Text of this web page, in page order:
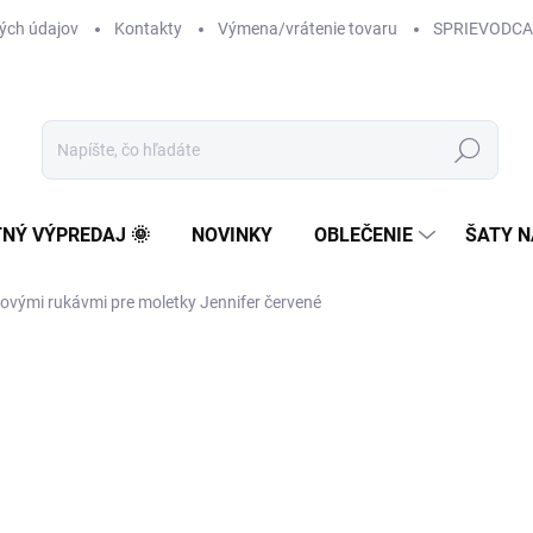
údajov Kontakty Výmena/vrátenie tovaru
Hľadať
VÝPREDAJ 🌞 NOVINKY OBLEČENIE ŠATY
rukávmi pre moletky Jennifer červené